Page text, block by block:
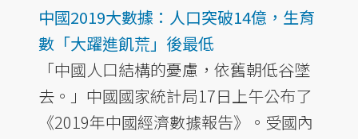
中國2019大數據：人口突破14億，生育
數「大躍進飢荒」後最低
「中國人口結構的憂慮，依舊朝低谷墜
去。」中國國家統計局17日上午公布了
《2019年中國經濟數據報告》。受國內